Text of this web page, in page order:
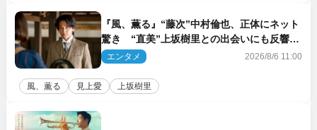
『風、薫る』“藤次”中村倫也、正体にネット
驚き “直美”上坂樹里との出会いにも反響
「力になってくれそう」「仲良くしなよ！」
エンタメ 2026/8/6 11:00
風、薫る 見上愛 上坂樹里